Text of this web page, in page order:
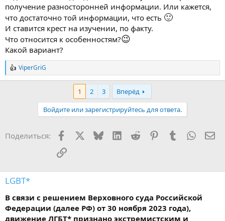
получение разносторонней информации. Или кажется,
что достаточно той информации, что есть 🙂
И ставится крест на изучении, по факту.
Что относится к особенностям?😉
Какой вариант?
Р
е
ViperGriG
1 2 3
Вперёд
Войдите или зарегистрируйтесь для ответа.
Поделиться: Facebook BlueskyLinkedIn
Reddit PinterestTumblr
Ссылка
LGBT*
В связи с решением Верховного суда Российской
Федерации (далее РФ) от 30 ноября 2023 года),
движение ЛГБТ* признано экстремистским и